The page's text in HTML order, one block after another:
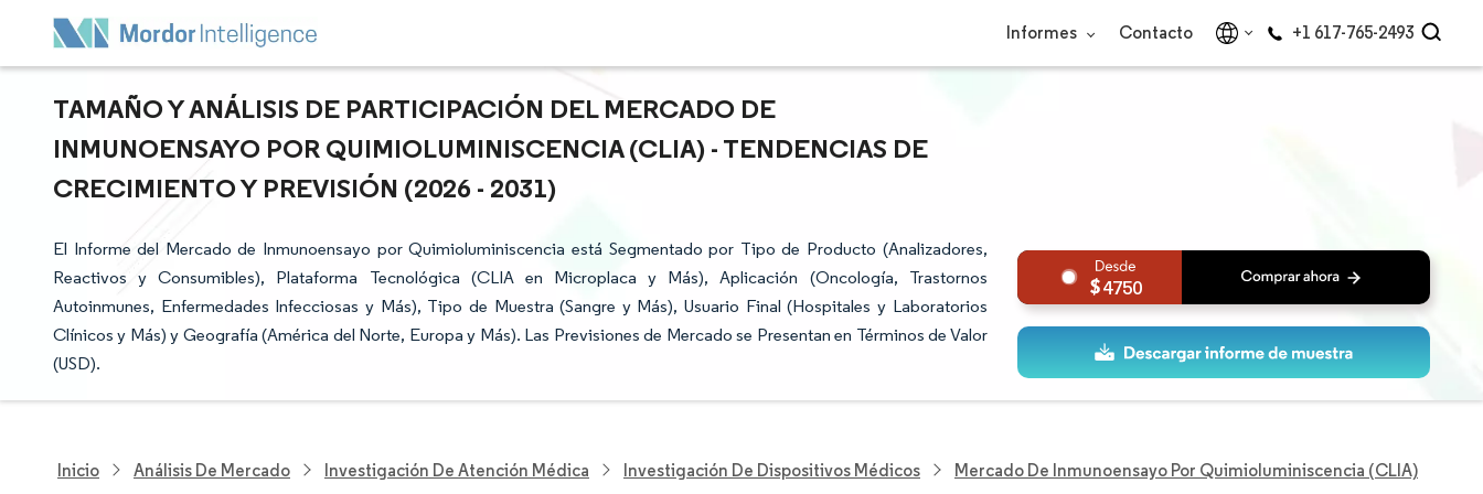
Informes Contacto +1 617-765-2493
TAMAÑO Y ANÁLISIS DE PARTICIPACIÓN DEL MERCADO DE
INMUNOENSAYO POR QUIMIOLUMINISCENCIA (CLIA) - TENDENCIAS DE
CRECIMIENTO Y PREVISIÓN (2026 - 2031)
El Informe del Mercado de Inmunoensayo por Quimioluminiscencia está Segmentado por Tipo de Producto (Analizadores,
Reactivos y Consumibles), Plataforma Tecnológica (CLIA en Microplaca y Más), Aplicación (Oncología, Trastornos
Autoinmunes, Enfermedades Infecciosas y Más), Tipo de Muestra (Sangre y Más), Usuario Final (Hospitales y Laboratorios
Clínicos y Más) y Geografía (América del Norte, Europa y Más). Las Previsiones de Mercado se Presentan en Términos de Valor
(USD).
4750
Inicio Análisis De Mercado Investigación De Atención Médica Investigación De Dispositivos Médicos Mercado De Inmunoensayo Por Quimioluminiscencia (CLIA)